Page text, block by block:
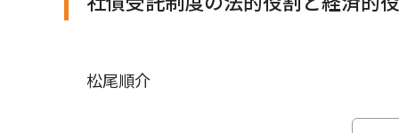
松尾順介